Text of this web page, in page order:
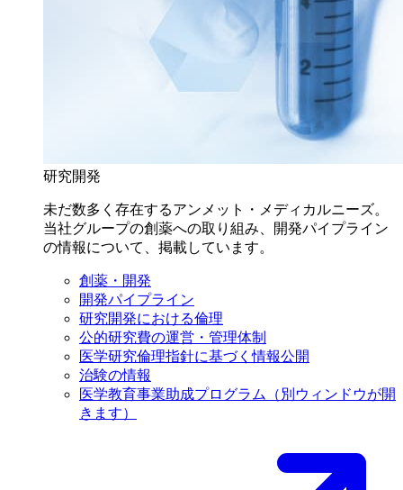
研究開発
未だ数多く存在するアンメット・メディカルニーズ。
当社グループの創薬への取り組み、開発パイプライン
の情報について、掲載しています。
創薬・開発
開発パイプライン
研究開発における倫理
公的研究費の運営・管理体制
医学研究倫理指針に基づく情報公開
治験の情報
医学教育事業助成プログラム
（別ウィンドウが開
きます）